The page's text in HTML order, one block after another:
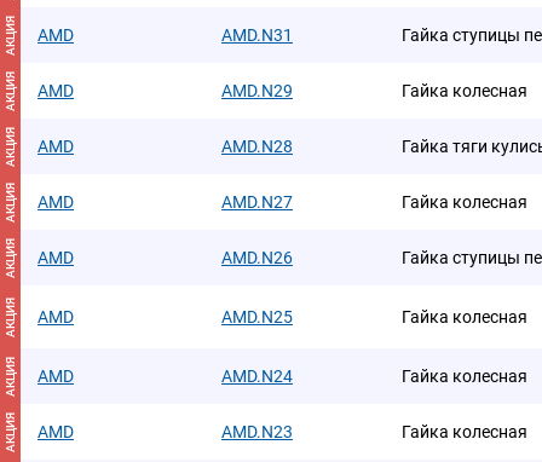
АКЦИЯ AMD AMD.N31 Гайка ступицы
АКЦИЯ AMD AMD.N29 Гайка колесная
АКЦИЯ AMD AMD.N28 Гайка тяги
АКЦИЯ AMD AMD.N27 Гайка колесная
АКЦИЯ AMD AMD.N26 Гайка ступицы
АКЦИЯ AMD AMD.N25 Гайка колесная
АКЦИЯ AMD AMD.N24 Гайка колесная
АКЦИЯ AMD AMD.N23 Гайка колесная